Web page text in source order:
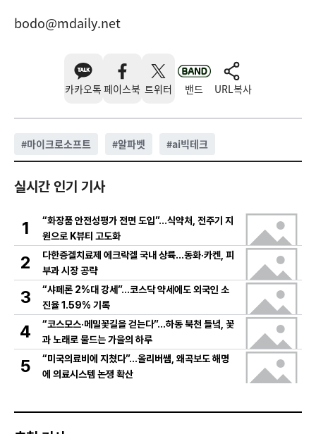
bodo@mdaily.net
카카오톡 페이스북 트위터 밴드 URL복사
#마이크로소프트 #알파벳 #ai빅테크
실시간 인기 기사
1
“화장품 안전성평가 전면 도입”…식약처, 전주기 지
원으로 K뷰티 고도화
2
다한증겔치료제 에크락겔 국내 상륙…동화·카켄, 피
부과 시장 공략
3
“샤페론 2%대 강세”…코스닥 약세에도 외국인 소
진율 1.59% 기록
4
“코스모스·메밀꽃길을 걷는다”…하동 북천 들녘, 꽃
과 노래로 물드는 가을의 하루
5
“미국의료비에 지쳤다”…올리버쌤, 왜곡보도 해명
에 의료시스템 논쟁 확산